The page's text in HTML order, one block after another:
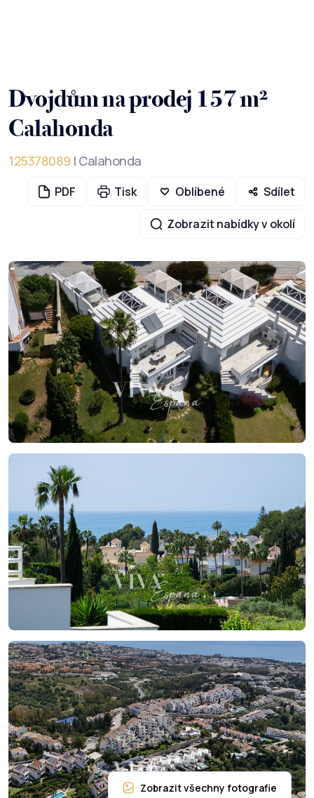
Dvojdům na prodej 157 m²
Calahonda
125378089 | Calahonda
PDF Tisk Oblíbené Sdílet
Zobrazit nabídky v okolí